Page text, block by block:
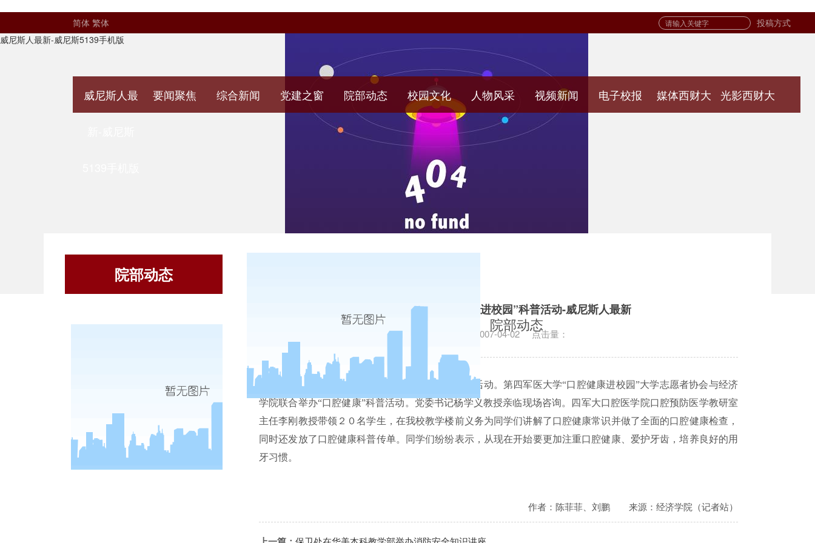
简体 繁体
投稿方式
威尼斯人最新-威尼斯5139手机版
威尼斯人最 要闻聚焦 综合新闻 党建之窗 院部动态 校园文化 人物风采 视频新闻 电子校报 媒体西财大 光影西财大
院部动态
院部动态
经济学院举办“口腔健康进校园”科普活动-威尼斯人最新
发布日期：2007-04-02 点击量：
３月１８日，经济学院举办“口腔健康进校园”活动。第四军医大学“口腔健康进校园”大学志愿者协会与经济
学院联合举办“口腔健康”科普活动。党委书记杨学义教授亲临现场咨询。四军大口腔医学院口腔预防医学教研室
主任李刚 教授带领２０名学生，在我校教学楼前义务为同学们讲解了口腔健康常识并做了全面的口腔健康检查，
同时还发放了口腔健康科普传单。同学们纷纷表示，从现在开始要更加注重口腔健康、爱护牙齿，培养良好的用
牙习惯。
作者：陈菲菲、刘鹏 来源：经济学院（记者站）